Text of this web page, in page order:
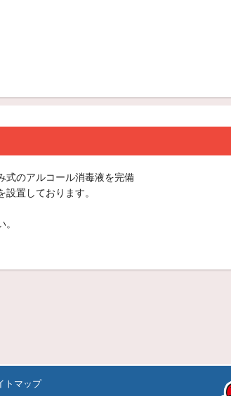
式のアルコール消毒液を完備
置しております。
トマップ